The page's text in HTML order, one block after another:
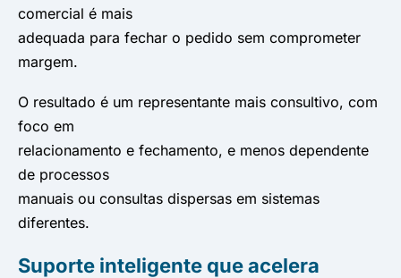
comercial é mais
adequada para fechar o pedido sem comprometer
margem.
O resultado é um representante mais consultivo, com
foco em
relacionamento e fechamento, e menos dependente
de processos
manuais ou consultas dispersas em sistemas
diferentes.
Suporte inteligente que acelera